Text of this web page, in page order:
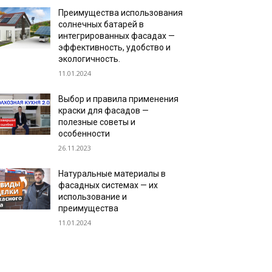
Преимущества использования
солнечных батарей в
интегрированных фасадах —
эффективность, удобство и
экологичность.
11.01.2024
Выбор и правила применения
краски для фасадов —
полезные советы и
особенности
26.11.2023
Натуральные материалы в
фасадных системах — их
использование и
преимущества
11.01.2024